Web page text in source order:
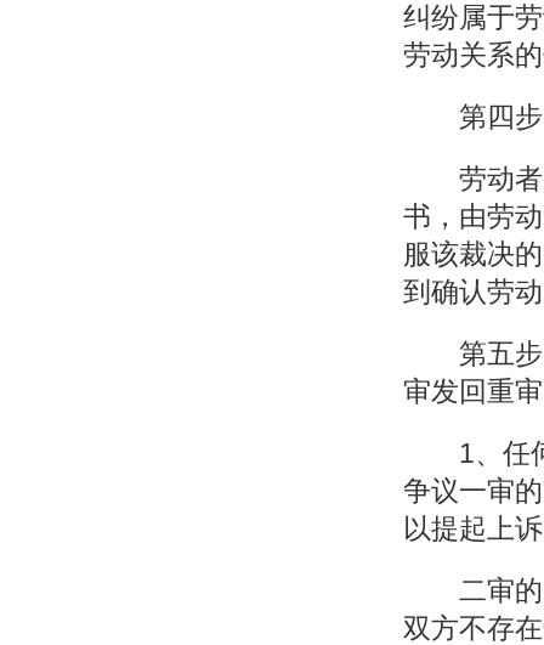
纠纷属于
劳动关系
第四步
劳动者
书，由劳
服该裁决
到确认劳
第五步
审发回重
1、任何
争议一审
以提起上
二审的
双方不存